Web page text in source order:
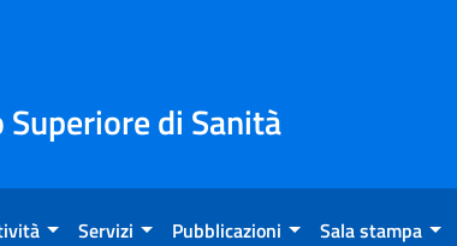
di Sanità
Servizi Pubblicazioni Sala stampa